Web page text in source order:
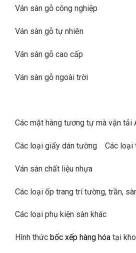
Ván sàn gỗ công nghiệp
Ván sàn gỗ tự nhiên
Ván sàn gỗ cao cấp
Ván sàn gỗ ngoài trời
Các mặt hàng tương tự mà vận tải
Các loại giấy dán tường Các loại
Ván sàn chất liệu nhựa
Các loại ốp trang trí tường, trần,
Các loại phụ kiện sàn khác
Hình thức bốc xếp hàng hóa tại